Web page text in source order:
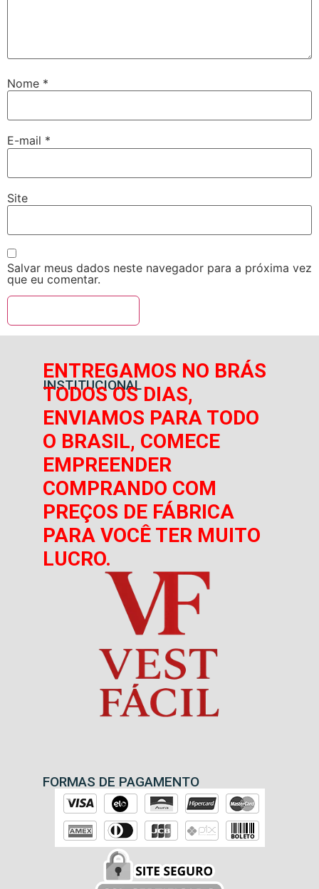
Nome *
E-mail *
Site
Salvar meus dados neste navegador para a próxima vez
que eu comentar.
INSTITUCIONAL
ENTREGAMOS NO BRÁS
TODOS OS DIAS,
ENVIAMOS PARA TODO
O BRASIL, COMECE
EMPREENDER
COMPRANDO COM
PREÇOS DE FÁBRICA
PARA VOCÊ TER MUITO
LUCRO.
FORMAS DE PAGAMENTO